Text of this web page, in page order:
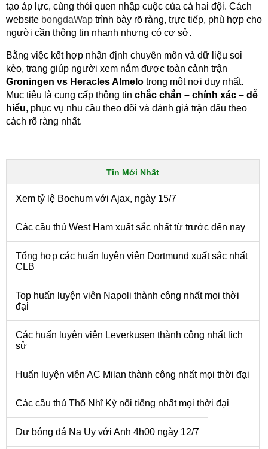
tạo áp lực, cùng thói quen nhập cuộc của cả hai đội. Cách
website bongdaWap trình bày rõ ràng, trực tiếp, phù hợp cho
người cần thông tin nhanh nhưng có cơ sở.
Bằng việc kết hợp nhận định chuyên môn và dữ liệu soi
kèo, trang giúp người xem nắm được toàn cảnh trận
Groningen vs Heracles Almelo trong một nơi duy nhất.
Mục tiêu là cung cấp thông tin chắc chắn – chính xác – dễ
hiểu, phục vụ nhu cầu theo dõi và đánh giá trận đấu theo
cách rõ ràng nhất.
Tin Mới Nhất
Xem tỷ lệ Bochum với Ajax, ngày 15/7
Các cầu thủ West Ham xuất sắc nhất từ trước đến nay
Tổng hợp các huấn luyện viên Dortmund xuất sắc nhất
CLB
Top huấn luyện viên Napoli thành công nhất mọi thời
đại
Các huấn luyện viên Leverkusen thành công nhất lịch
sử
Huấn luyện viên AC Milan thành công nhất mọi thời đại
Các cầu thủ Thổ Nhĩ Kỳ nổi tiếng nhất mọi thời đại
Dự bóng đá Na Uy với Anh 4h00 ngày 12/7